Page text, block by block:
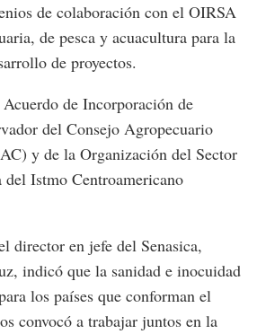
de colaboración con el OIRSA
de pesca y acuacultura para la
de proyectos.
de Incorporación de
del Consejo Agropecuario
y de la Organización del Sector
Istmo Centroamericano
director en jefe del Senasica,
indicó que la sanidad e inocuidad
los países que conforman el
convocó a trabajar juntos en la